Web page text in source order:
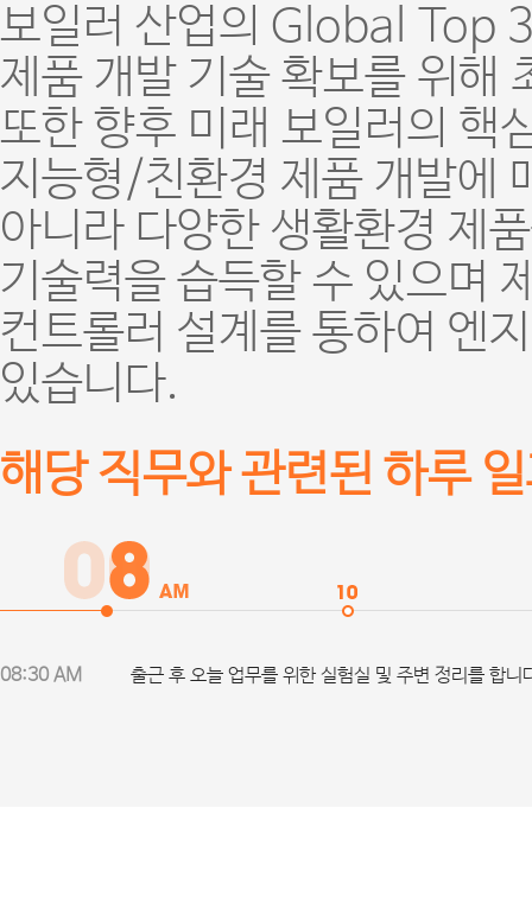
보일러 산업의 Global Top
제품 개발 기술 확보를 위해
또한 향후 미래 보일러의 핵
지능형/친환경 제품 개발에
아니라 다양한 생활환경 제
기술력을 습득할 수 있으며
컨트롤러 설계를 통하여 엔
있습니다.
해당 직무와 관련된 하루
08:30 AM 출근 후 오늘 업무를 위한 실험실 및 주변 정리를 합